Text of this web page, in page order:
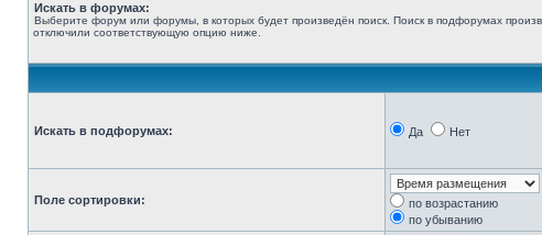
Искать в форумах:
Выберите форум или форумы, в которых будет произведён поиск. Поиск в подфорумах
отключили соответствующую опцию ниже.
Искать в подфорумах: Да Нет
Поле сортировки:
по возрастанию
по убыванию